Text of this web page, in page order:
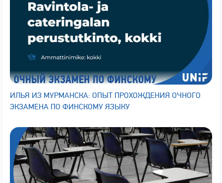
ИЛЬЯ ИЗ МУРМАНСКА: ОПЫТ ПРОХОЖДЕНИЯ ОЧНОГО
ЭКЗАМЕНА ПО ФИНСКОМУ ЯЗЫКУ